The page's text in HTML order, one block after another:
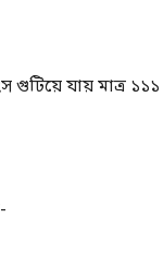
যায় মাত্র ১১১